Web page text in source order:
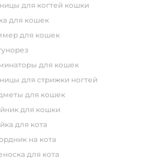
для когтей кошки
для кошек
для кошек
для кошек
для стрижки ногтей
для кошек
для кошки
для кота
на кота
для кота